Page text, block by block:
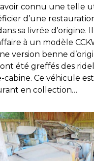
connu une telle
d’une
sa livrée d’origine.
à un modèle
version benne
été greffés des
cabine. Ce véhicule
en collection…